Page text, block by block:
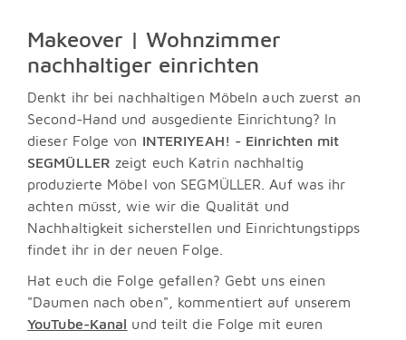
Makeover | Wohnzimmer
nachhaltiger einrichten
Denkt ihr bei nachhaltigen Möbeln auch zuerst an
Second-Hand und ausgediente Einrichtung? In
dieser Folge von INTERIYEAH! - Einrichten mit
SEGMÜLLER zeigt euch Katrin nachhaltig
produzierte Möbel von SEGMÜLLER. Auf was ihr
achten müsst, wie wir die Qualität und
Nachhaltigkeit sicherstellen und Einrichtungstipps
findet ihr in der neuen Folge.
Hat euch die Folge gefallen? Gebt uns einen
"Daumen nach oben", kommentiert auf unserem
YouTube-Kanal und teilt die Folge mit euren